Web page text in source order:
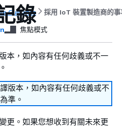
Guidance 採用 IoT 裝置製造商的事
錄
焦點模式
本，如內容有任何歧義或不一
版本，如內容有任何歧義或不
準。
更。如果您想收到有關未來更